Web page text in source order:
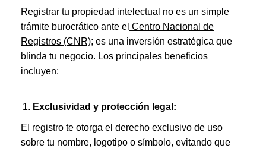
Registrar tu propiedad intelectual no es un simple
trámite burocrático ante el Centro Nacional de
Registros (CNR); es una inversión estratégica que
blinda tu negocio. Los principales beneficios
incluyen:
Exclusividad y protección legal:
El registro te otorga el derecho exclusivo de uso
sobre tu nombre, logotipo o símbolo, evitando que